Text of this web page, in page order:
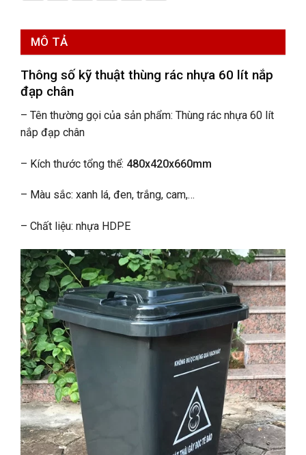
MÔ TẢ
Thông số kỹ thuật thùng rác nhựa 60 lít nắp
đạp chân
– Tên thường gọi của sản phẩm: Thùng rác nhựa 60 lít
nắp đạp chân
– Kích thước tổng thể: 480x420x660mm
– Màu sắc: xanh lá, đen, trắng, cam,…
– Chất liệu: nhựa HDPE